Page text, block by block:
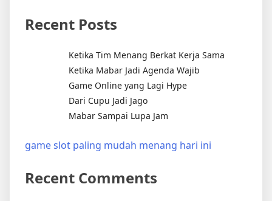
Recent Posts
Ketika Tim Menang Berkat Kerja Sama
Ketika Mabar Jadi Agenda Wajib
Game Online yang Lagi Hype
Dari Cupu Jadi Jago
Mabar Sampai Lupa Jam
game slot paling mudah menang hari ini
Recent Comments